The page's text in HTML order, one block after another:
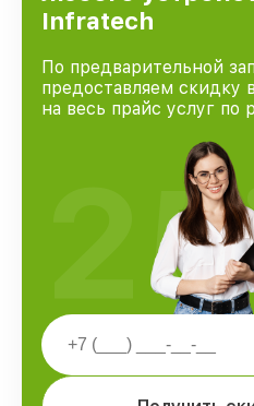
Infratech
По предварительной
предоставляем скидку
на весь прайс услуг по
25